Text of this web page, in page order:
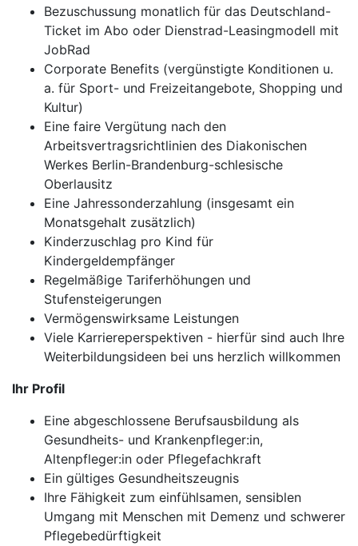
Bezuschussung monatlich für das Deutschland-
Ticket im Abo oder Dienstrad-Leasingmodell mit
JobRad
Corporate Benefits (vergünstigte Konditionen u.
a. für Sport- und Freizeitangebote, Shopping und
Kultur)
Eine faire Vergütung nach den
Arbeitsvertragsrichtlinien des Diakonischen
Werkes Berlin-Brandenburg-schlesische
Oberlausitz
Eine Jahressonderzahlung (insgesamt ein
Monatsgehalt zusätzlich)
Kinderzuschlag pro Kind für
Kindergeldempfänger
Regelmäßige Tariferhöhungen und
Stufensteigerungen
Vermögenswirksame Leistungen
Viele Karriereperspektiven - hierfür sind auch Ihre
Weiterbildungsideen bei uns herzlich willkommen
Ihr Profil
Eine abgeschlossene Berufsausbildung als
Gesundheits- und Krankenpfleger:in,
Altenpfleger:in oder Pflegefachkraft
Ein gültiges Gesundheitszeugnis
Ihre Fähigkeit zum einfühlsamen, sensiblen
Umgang mit Menschen mit Demenz und schwerer
Pflegebedürftigkeit